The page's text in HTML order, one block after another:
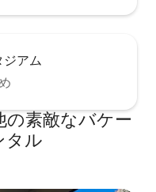
ジアム
素敵なバケー
タル